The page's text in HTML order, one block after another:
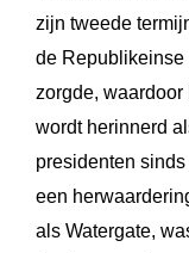
zijn tweede
de Republikeinse
zorgde,
wordt herinnerd
presidenten
een
als Watergate,